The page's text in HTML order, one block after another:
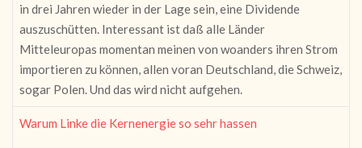
in drei Jahren wieder in der Lage sein, eine Dividende
auszuschütten. Interessant ist daß alle Länder
Mitteleuropas momentan meinen von woanders ihren Strom
importieren zu können, allen voran Deutschland, die Schweiz,
sogar Polen. Und das wird nicht aufgehen.
Warum Linke die Kernenergie so sehr hassen